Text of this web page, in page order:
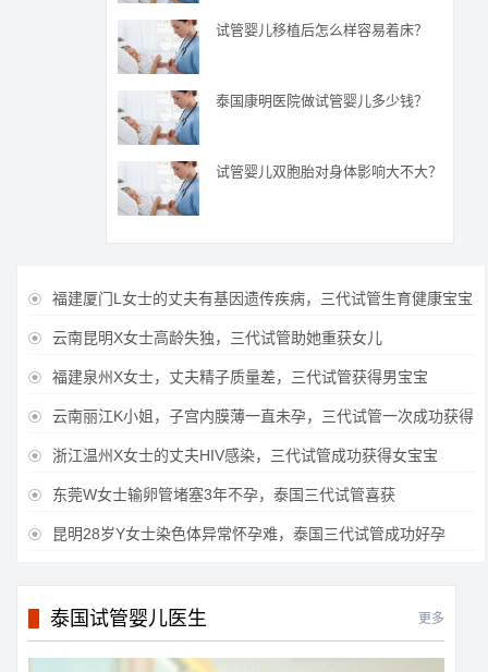
试管婴儿移植后怎么样容易着床？
泰国康明医院做试管婴儿多少钱？
试管婴儿双胞胎对身体影响大不大？
 福建厦门L女士的丈夫有基因遗传疾病，三代试管生育健康宝宝
 云南昆明X女士高龄失独，三代试管助她重获女儿
 福建泉州X女士，丈夫精子质量差，三代试管获得男宝宝
 云南丽江K小姐，子宫内膜薄一直未孕，三代试管一次成功获得
 浙江温州X女士的丈夫HIV感染，三代试管成功获得女宝宝
 东莞W女士输卵管堵塞3年不孕，泰国三代试管喜获
 昆明28岁Y女士染色体异常怀孕难，泰国三代试管成功好孕
泰国试管婴儿医生 更多